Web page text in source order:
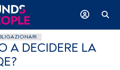
A DECIDERE LA